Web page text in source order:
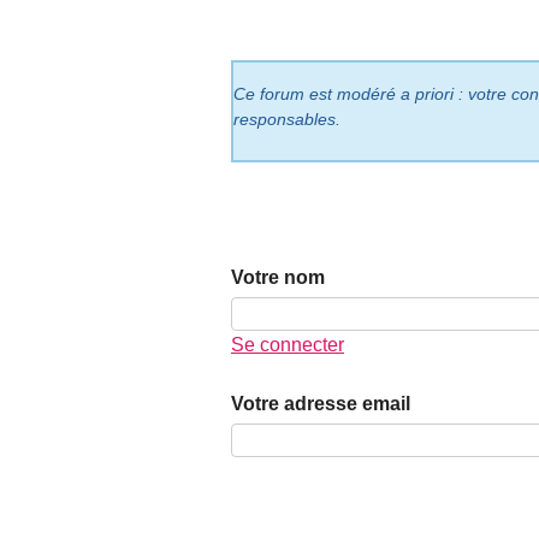
Ce forum est modéré a priori : votre
responsables.
Votre nom
Se connecter
Votre adresse email